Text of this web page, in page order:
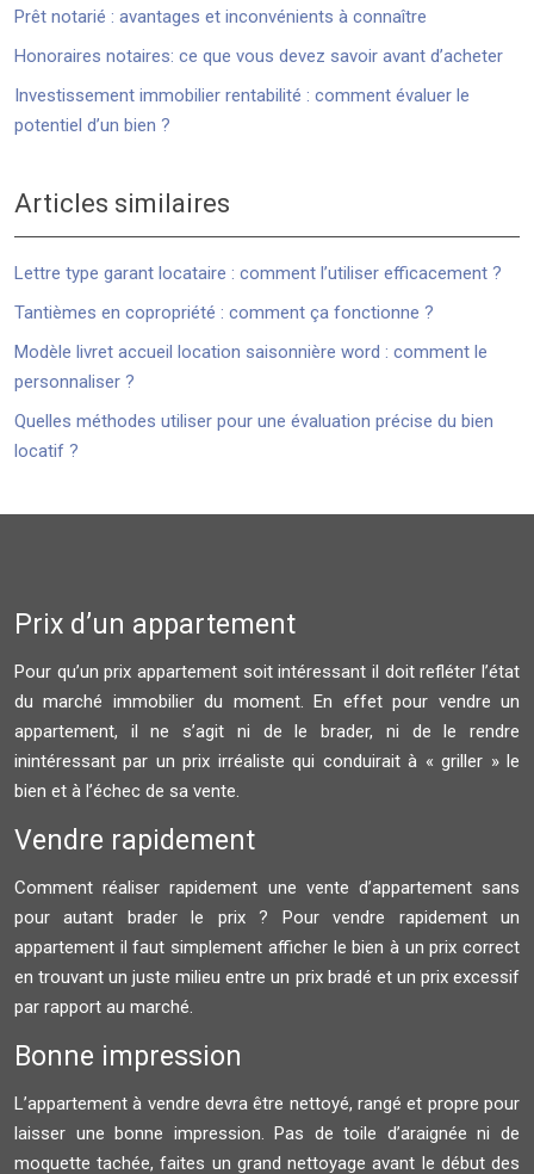
Prêt notarié : avantages et inconvénients à connaître
Honoraires notaires: ce que vous devez savoir avant d’acheter
Investissement immobilier rentabilité : comment évaluer le
potentiel d’un bien ?
Articles similaires
Lettre type garant locataire : comment l’utiliser efficacement ?
Tantièmes en copropriété : comment ça fonctionne ?
Modèle livret accueil location saisonnière word : comment le
personnaliser ?
Quelles méthodes utiliser pour une évaluation précise du bien
locatif ?
Prix d’un appartement
Pour qu’un prix appartement soit intéressant il doit refléter l’état
du marché immobilier du moment. En effet pour vendre un
appartement, il ne s’agit ni de le brader, ni de le rendre
inintéressant par un prix irréaliste qui conduirait à « griller » le
bien et à l’échec de sa vente.
Vendre rapidement
Comment réaliser rapidement une vente d’appartement sans
pour autant brader le prix ? Pour vendre rapidement un
appartement il faut simplement afficher le bien à un prix correct
en trouvant un juste milieu entre un prix bradé et un prix excessif
par rapport au marché.
Bonne impression
L’appartement à vendre devra être nettoyé, rangé et propre pour
laisser une bonne impression. Pas de toile d’araignée ni de
moquette tachée, faites un grand nettoyage avant le début des